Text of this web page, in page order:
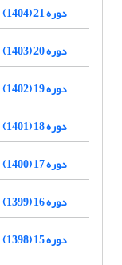
دوره 21 (1404)
دوره 20 (1403)
دوره 19 (1402)
دوره 18 (1401)
دوره 17 (1400)
دوره 16 (1399)
دوره 15 (1398)